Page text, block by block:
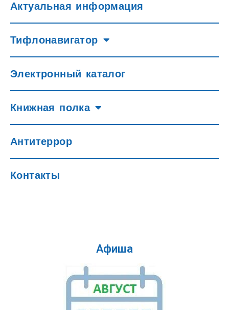
Актуальная информация
Тифлонавигатор
Электронный каталог
Книжная полка
Антитеррор
Контакты
Афиша